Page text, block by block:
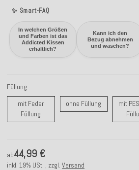
✨ Smart-FAQ
In welchen Größen
und Farben ist das
Addicted Kissen
erhältlich?
Kann ich den
Bezug abnehmen
und waschen?
Füllung
mit Feder
Füllung mit Feder Füllung
ohne Füllung ohne Füllung
mit
ab44,99 €
inkl. 19% USt. , zzgl. Versand